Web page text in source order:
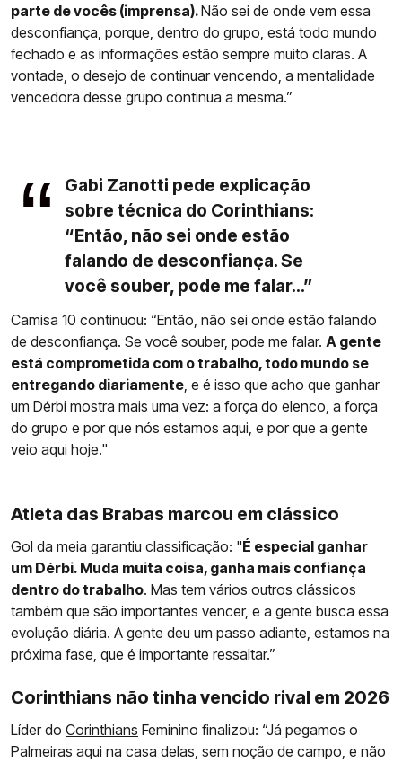
parte de vocês (imprensa).Não sei de onde vem essa
desconfiança, porque, dentro do grupo, está todo mundo
fechado e as informações estão sempre muito claras. A
vontade, o desejo de continuar vencendo, a mentalidade
vencedora desse grupo continua a mesma.”
Gabi Zanotti pede explicação
sobre técnica do Corinthians:
“Então, não sei onde estão
falando de desconfiança. Se
você souber, pode me falar...”
Camisa 10 continuou: “Então, não sei onde estão falando
de desconfiança. Se você souber, pode me falar. A gente
está comprometida com o trabalho, todo mundo se
entregando diariamente, e é isso que acho que ganhar
um Dérbi mostra mais uma vez: a força do elenco, a força
do grupo e por que nós estamos aqui, e por que a gente
veio aqui hoje."
Atleta das Brabas marcou em clássico
Gol da meia garantiu classificação: "É especial ganhar
um Dérbi. Muda muita coisa, ganha mais confiança
dentro do trabalho. Mas tem vários outros clássicos
também que são importantes vencer, e a gente busca essa
evolução diária. A gente deu um passo adiante, estamos na
próxima fase, que é importante ressaltar.”
Corinthians não tinha vencido rival em 2026
Líder do Corinthians Feminino finalizou: “Já pegamos o
Palmeiras aqui na casa delas, sem noção de campo, e não